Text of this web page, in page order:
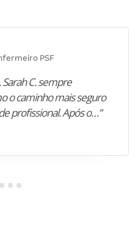
PSF
Sarah C. sempre
o caminho mais seguro
profissional. Após o…”